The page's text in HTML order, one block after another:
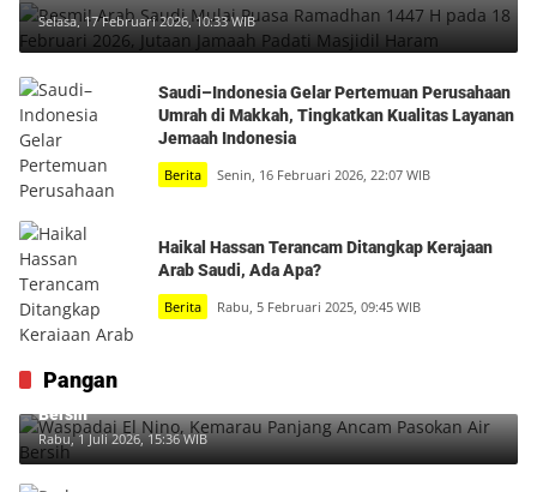
2026, Jutaan Jamaah Padati Masjidil
Haram
Selasa, 17 Februari 2026, 10:33 WIB
Saudi–Indonesia Gelar Pertemuan Perusahaan
Umrah di Makkah, Tingkatkan Kualitas Layanan
Jemaah Indonesia
Berita Senin, 16 Februari 2026, 22:07 WIB
Haikal Hassan Terancam Ditangkap Kerajaan
Arab Saudi, Ada Apa?
Berita Rabu, 5 Februari 2025, 09:45 WIB
Pangan
Waspadai El Nino, Kemarau Panjang Ancam Pasokan Air
Bersih
Rabu, 1 Juli 2026, 15:36 WIB